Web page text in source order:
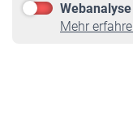
Mehr
Online-Rechner
VBLnewsletter